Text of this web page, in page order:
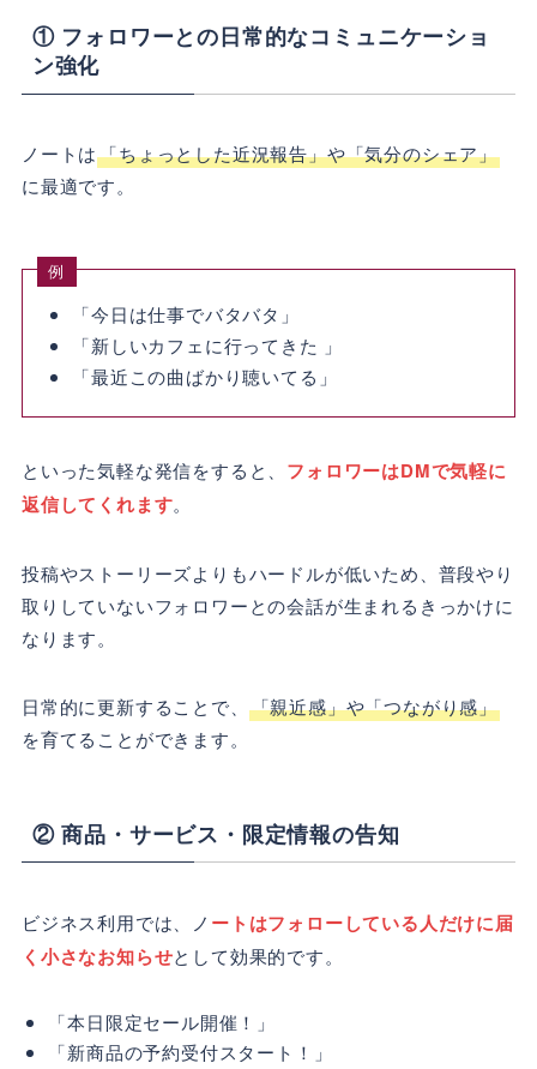
① フォロワーとの日常的なコミュニケーショ
ン強化
ノートは「ちょっとした近況報告」や「気分のシェア」
に最適です。
例
「今日は仕事でバタバタ」
「新しいカフェに行ってきた 」
「最近この曲ばかり聴いてる」
といった気軽な発信をすると、 フォロワーはDMで気軽に
返信してくれます。
投稿やストーリーズよりもハードルが低いため、普段やり
取りしていないフォロワーとの会話が生まれるきっかけに
なります。
日常的に更新することで、 「親近感」や「つながり感」
を育てることができます。
② 商品・サービス・限定情報の告知
ビジネス利用では、ノ ートはフォローしている人だけに届
く小さなお知らせとして効果的です。
「本日限定セール開催！」
「新商品の予約受付スタート！」